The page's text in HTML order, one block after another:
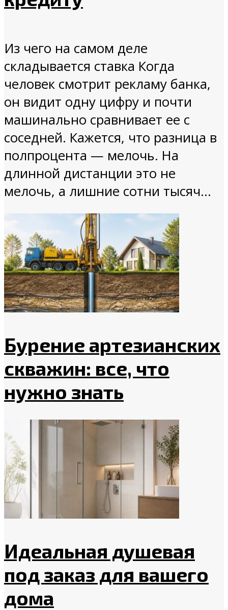
Из чего на самом деле
складывается ставка Когда
человек смотрит рекламу банка,
он видит одну цифру и почти
машинально сравнивает ее с
соседней. Кажется, что разница в
полпроцента — мелочь. На
длинной дистанции это не
мелочь, а лишние сотни тысяч...
Бурение артезианских
скважин: все, что
нужно знать
Идеальная душевая
под заказ для вашего
дома